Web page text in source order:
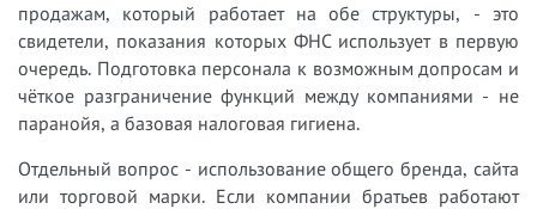
продажам, который работает на обе структуры, - это
свидетели, показания которых ФНС использует в первую
очередь. Подготовка персонала к возможным допросам и
чёткое разграничение функций между компаниями - не
паранойя, а базовая налоговая гигиена.
Отдельный вопрос - использование общего бренда, сайта
или торговой марки. Если компании братьев работают